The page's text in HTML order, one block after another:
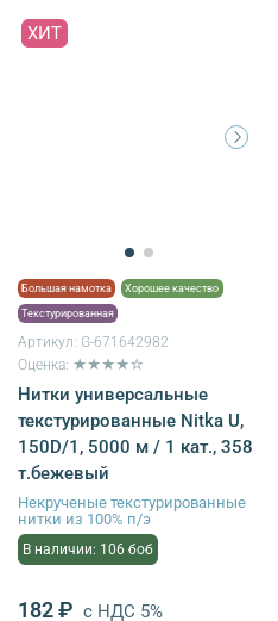
ХИТ
Большая намотка Хорошее качество
Текстурированная
Артикул: G-671642982
Оценка: ★★★★☆
Нитки универсальные
текстурированные Nitka U,
150D/1, 5000 м / 1 кат., 358
т.бежевый
Некрученые текстурированные
нитки из 100% п/э
В наличии: 106 боб
182 ₽ с НДС 5%